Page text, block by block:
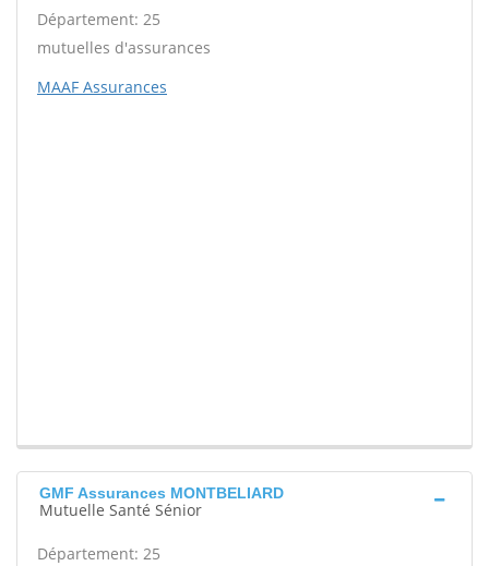
Département: 25
mutuelles d'assurances
MAAF Assurances
GMF Assurances MONTBELIARD
Mutuelle Santé Sénior
Département: 25